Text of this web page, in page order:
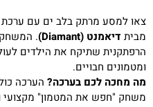
צאו למסע מרתק בלב ים עם
מבית דיאמנט (Diamant)
. המשחק
הרפתקנית שתיקח את הילדים
ומטמונים חבויים.
מה מחכה לכם בערכה? הערכה
משחק "חפש את המטמון" מקצועי